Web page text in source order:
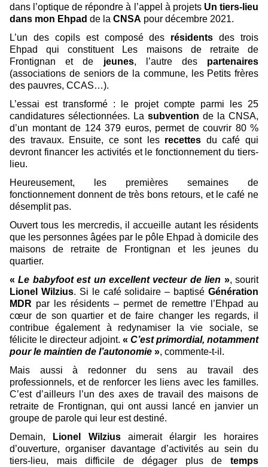
dans l’optique de répondre à l’appel à projets Un tiers-lieu
dans mon Ehpad de la CNSA pour décembre 2021.
L’un des copils est composé des résidentsdes trois
Ehpad qui constituent Les maisons de retraite de
Frontignan et de jeunes, l’autre des partenaires
(associations de seniors de la commune, les Petits frères
des pauvres, CCAS…).
L’essai est transformé : le projet compte parmi les 25
candidatures sélectionnées. La subvention de la CNSA,
d’un montant de 124 379 euros, permet de couvrir 80 %
des travaux. Ensuite, ce sont les recettes du café qui
devront financer les activités et le fonctionnement du tiers-
lieu.
Heureusement, les premières semaines de
fonctionnement donnent de très bons retours, et le café ne
désemplit pas.
Ouvert tous les mercredis, il accueille autant les résidents
que les personnes âgées par le pôle Ehpad à domicile des
maisons de retraite de Frontignan et les jeunes du
quartier.
«Le babyfoot est un excellent vecteur de lien », sourit
Lionel Wilzius. Si le café solidaire – baptisé Génération
MDR par les résidents – permet de remettre l’Ehpad au
cœur de son quartier et de faire changer les regards, il
contribue également à redynamiser la vie sociale, se
félicite le directeur adjoint. « C’est primordial, notamment
pour le maintien de l’autonomie », commente-t-il.
Mais aussi à redonner du sens au travail des
professionnels, et de renforcer les liens avec les familles.
C’est d’ailleurs l’un des axes de travail des maisons de
retraite de Frontignan, qui ont aussi lancé en janvier un
groupe de parole qui leur est destiné.
Demain,
Lionel Wilziusaimerait élargir les horaires
d’ouverture, organiser davantage d’activités au sein du
tiers-lieu, mais difficile de dégager plus de temps